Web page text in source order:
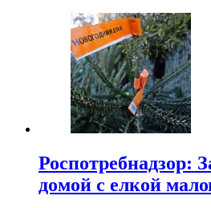
Роспотребнадзор:
домой с елкой